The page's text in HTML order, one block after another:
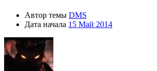
Автор темы DMS
Дата начала 15 Май 2014